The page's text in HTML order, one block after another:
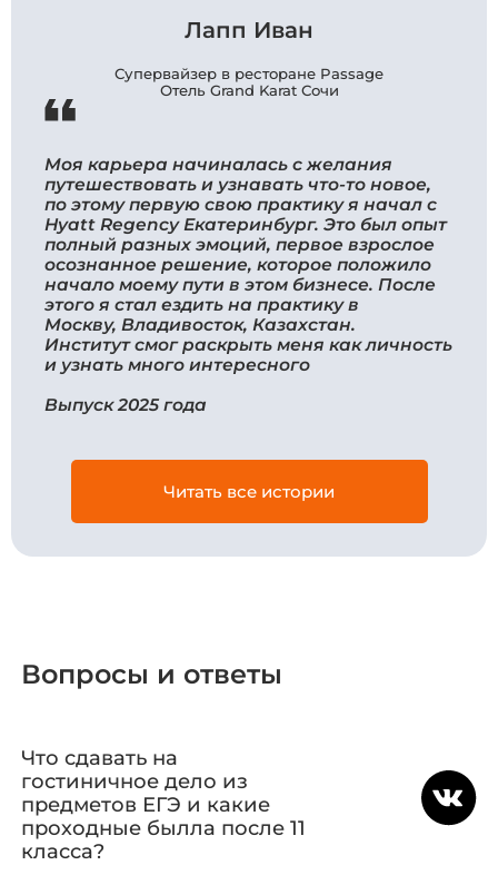
Лапп Иван
Супервайзер в ресторане Passage
Отель Grand Karat Сочи
Моя карьера начиналась с желания
путешествовать и узнавать что-то новое,
по этому первую свою практику я начал с
Hyatt Regency Екатеринбург. Это был опыт
полный разных эмоций, первое взрослое
осознанное решение, которое положило
начало моему пути в этом бизнесе. После
этого я стал ездить на практику в
Москву, Владивосток, Казахстан.
Институт смог раскрыть меня как личность
и узнать много интересного
Выпуск 2025 года
Читать все истории
Вопросы и ответы
Что сдавать на
гостиничное дело из
предметов ЕГЭ и какие
проходные былла после 11
класса?